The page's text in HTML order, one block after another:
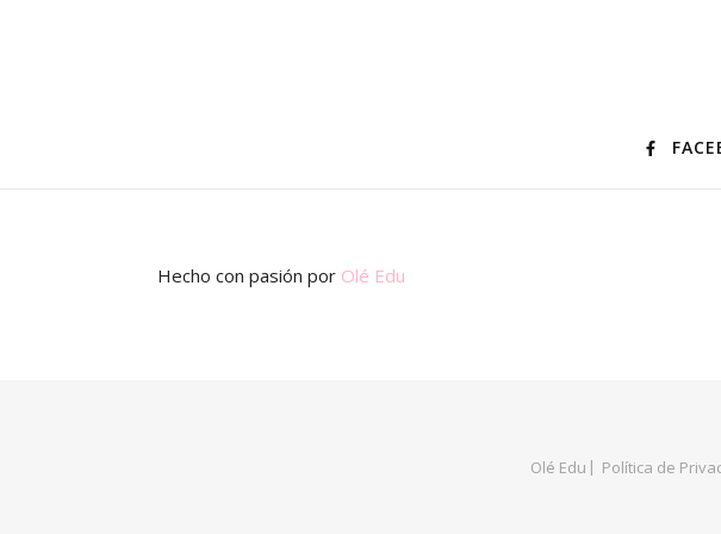
Hecho con pasión por Olé Edu
Olé Edu Política de